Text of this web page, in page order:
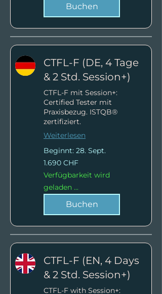
Buchen
CTFL-F (DE, 4 Tage
& 2 Std. Session+)
CTFL-F mit Session+:
Certified Tester mit
Praxisbezug. ISTQB®
zertifiziert.
Weiterlesen
Beginnt: 28. Sept.
1.690
Schweizer
Franken
1.690 CHF
Verfügbarkeit wird
geladen ...
Buchen
CTFL-F (EN, 4 Days
& 2 Std. Session+)
CTFL-F with Session+: